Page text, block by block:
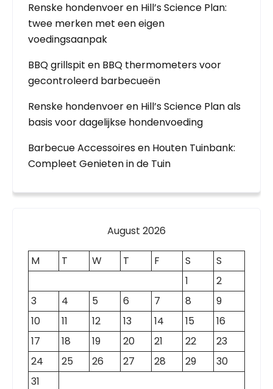
Renske hondenvoer en Hill’s Science Plan:
twee merken met een eigen
voedingsaanpak
BBQ grillspit en BBQ thermometers voor
gecontroleerd barbecueën
Renske hondenvoer en Hill’s Science Plan als
basis voor dagelijkse hondenvoeding
Barbecue Accessoires en Houten Tuinbank:
Compleet Genieten in de Tuin
August 2026
M T W T F S
S
1
2
3
4 5 6 7 8
9
10
11 12 13 14 15
16
17
18 19 20 21 22
23
24
25 26 27 28 29
30
31